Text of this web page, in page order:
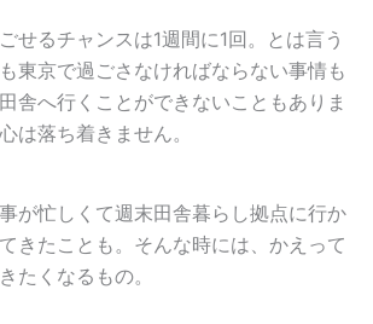
せるチャンスは1週間に1回。とは言う
東京で過ごさなければならない事情も
舎へ行くことができないこともありま
は落ち着きません。
が忙しくて週末田舎暮らし拠点に行か
きたことも。そんな時には、かえって
たくなるもの。